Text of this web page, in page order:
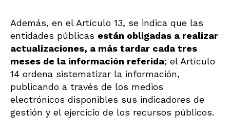
Además, en el Artículo 13, se indica que las
entidades públicas están obligadas a realizar
actualizaciones, a más tardar cada tres
meses de la información referida; el Artículo
14 ordena sistematizar la información,
publicando a través de los medios
electrónicos disponibles sus indicadores de
gestión y el ejercicio de los recursos públicos.